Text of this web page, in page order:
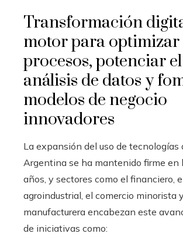
Transformación
motor para optimizar
procesos, potenciar el
análisis de datos y
modelos de negocio
innovadores
La expansión del uso de tecnologías
Argentina se ha mantenido firme en
años, y sectores como el financiero,
agroindustrial, el comercio minorista
manufacturera encabezan este
de iniciativas como: